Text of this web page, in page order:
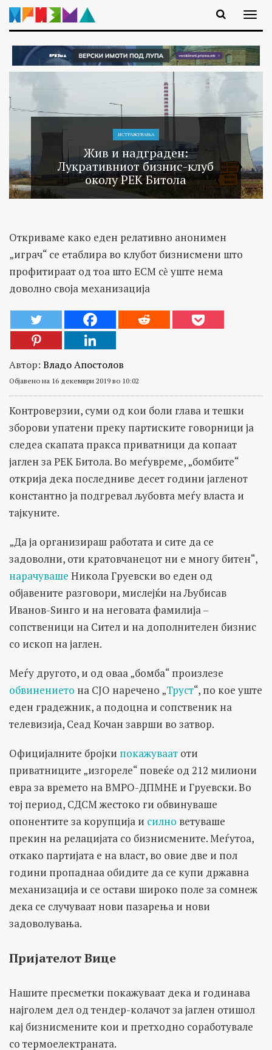
ИСТРАЖУВАЊA
Жив и надграден:
Лукративниот бизнис-клуб
околу РЕК Битола
Откриваме како еден релативно анонимен
„играч“ се етаблира во клубот бизнисмени што
профитираат од тоа што ЕСМ сѐ уште нема
доволно своја механизација
Автор: Владо Апостолов
Објавено на 16 декември 2019 во 10:02
Контроверзии, суми од кои боли глава и тешки
зборови упатени преку партиските говорници ја
следеа скапата пракса приватници да копаат
јаглен за РЕК Битола. Во меѓувреме, „бомбите“
открија дека последниве десет години јагленот
константно ја подгревал љубовта меѓу власта и
тајкуните.
„Да ја организираш работата и сите да се
задоволни, оти кратовчанецот ни е многу битен“,
нарачуваше Никола Груевски во еден од
објавените разговори, мислејќи на Љубисав
Иванов-Ѕинго и на неговата фамилија –
сопственици на Сител и на дополнителен бизнис
со ископ на јаглен.
Меѓу другото, и од оваа „бомба“ произлезе
обвинението на СЈО наречено „Труст“, по кое уште
еден градежник, а подоцна и сопственик на
телевизија, Сеад Кочан заврши во затвор.
Официјалните бројки покажуваат оти
приватниците „изгореле“ повеќе од 212 милиони
евра за времето на ВМРО-ДПМНЕ и Груевски. Во
тој период, СДСМ жестоко ги обвинуваше
опонентите за корупција и силно ветуваше
прекин на релацијата со бизнисмените. Меѓутоа,
откако партијата е на власт, во овие две и пол
години пропаднаа обидите да се купи државна
механизација и се остави широко поле за сомнеж
дека се случуваат нови пазарења и нови
задоволувања.
Пријателот Вице
Нашите пресметки покажуваат дека и годинава
најголем дел од тендер-колачот за јаглен отишол
кај бизнисмените кои и претходно соработувале
со термоелектраната.